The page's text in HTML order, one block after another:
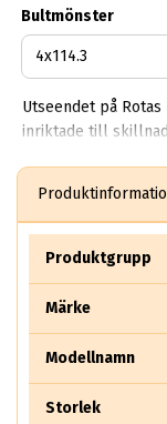
Bultmönster
Utseendet på
inriktade till
landets 600 bästa
erfarenhet av
inomProduktgrupp
Märke
Modellnamn
Storlek